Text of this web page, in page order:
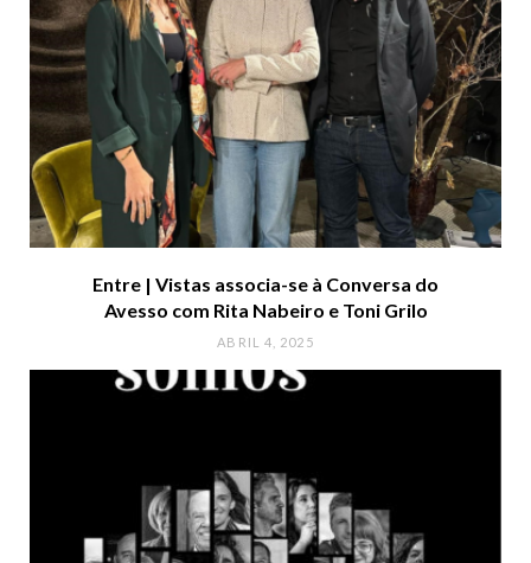
Entre | Vistas associa-se à Conversa do
Avesso com Rita Nabeiro e Toni Grilo
ABRIL 4, 2025